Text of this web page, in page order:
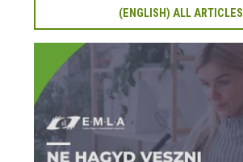
(ENGLISH) ALL ARTICLES